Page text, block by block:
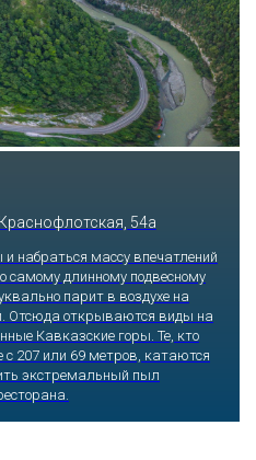
54а
набраться массу впечатлений
самому длинному подвесному
парит в воздухе на
Отсюда открываются виды на
Кавказские горы. Те, кто
207 или 69 метров, катаются
экстремальный пыл